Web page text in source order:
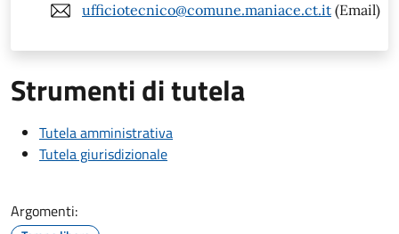
ufficiotecnico@comune.maniace.ct.it (Email)
Strumenti di tutela
Tutela amministrativa
Tutela giurisdizionale
Argomenti: